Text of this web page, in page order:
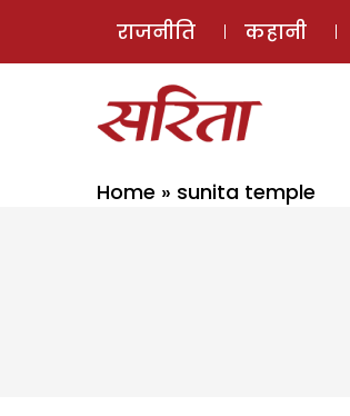
राजनीति कहानी
Home » sunita temple